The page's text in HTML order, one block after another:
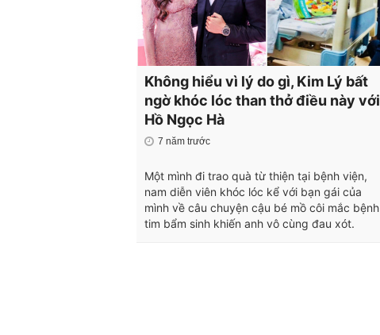
Không hiểu vì lý do gì, Kim Lý bất
ngờ khóc lóc than thở điều này với
Hồ Ngọc Hà
7 năm trước
Một mình đi trao quà từ thiện tại bệnh viện,
nam diễn viên khóc lóc kể với bạn gái của
mình về câu chuyện cậu bé mồ côi mắc bệnh
tim bẩm sinh khiến anh vô cùng đau xót.